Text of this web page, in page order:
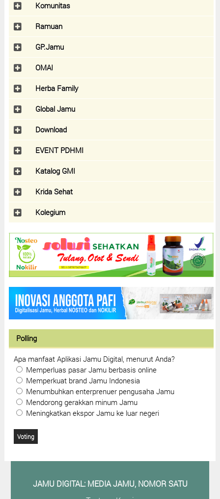
Komunitas
Ramuan
GP.Jamu
OMAI
Herba Family
Global Jamu
Download
EVENT PDHMI
Katalog GMI
Krida Sehat
Kolegium
Polling
Apa manfaat Aplikasi Jamu Digital, menurut Anda?
Memperluas pasar Jamu berbasis online
Memperkuat brand Jamu Indonesia
Menumbuhkan enterprenuer pengusaha Jamu
Mendorong gerakkan minum Jamu
Meningkatkan ekspor Jamu ke luar negeri
JAMU DIGITAL: MEDIA JAMU, NOMOR SATU